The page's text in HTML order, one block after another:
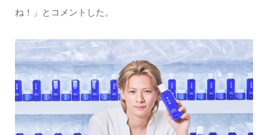
ね！」とコメントした。